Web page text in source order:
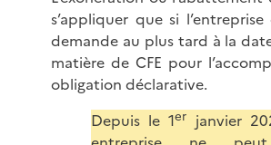
s’appliquer que si
demande au plus tard à la
matière de CFE pour
obligation déclarative.
Depuis le 1er janvier